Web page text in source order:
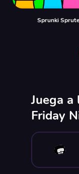
Sprunki
Juega a
Friday